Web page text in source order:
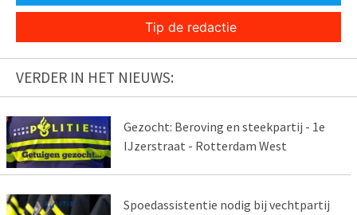
Tip de redactie
VERDER IN HET NIEUWS:
Gezocht: Beroving en steekpartij - 1e
IJzerstraat - Rotterdam West
Spoedassistentie nodig bij vechtpartij